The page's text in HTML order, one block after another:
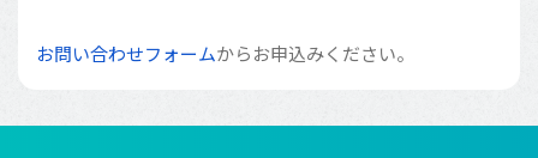
お問い合わせフォームからお申込みください。